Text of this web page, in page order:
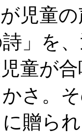
児童
」を
童が
さ。
贈ら